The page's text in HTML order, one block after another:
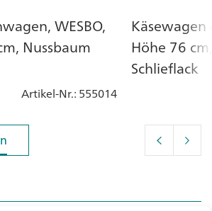
WESBO,
Nussbaum
Artikel-Nr.: 555014
Käsewagen
Höhe 76
Schlieflack